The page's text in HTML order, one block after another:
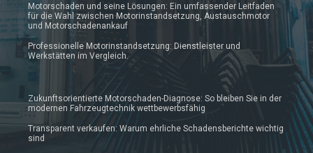
Motorschaden und seine Lösungen: Ein umfassender Leitfaden
für die Wahl zwischen Motorinstandsetzung, Austauschmotor
und Motorschadenankauf
Professionelle Motorinstandsetzung: Dienstleister und
Werkstätten im Vergleich.
Zukunftsorientierte Motorschaden-Diagnose: So bleiben Sie in der
modernen Fahrzeugtechnik wettbewerbsfähig
Transparent verkaufen: Warum ehrliche Schadensberichte wichtig
sind